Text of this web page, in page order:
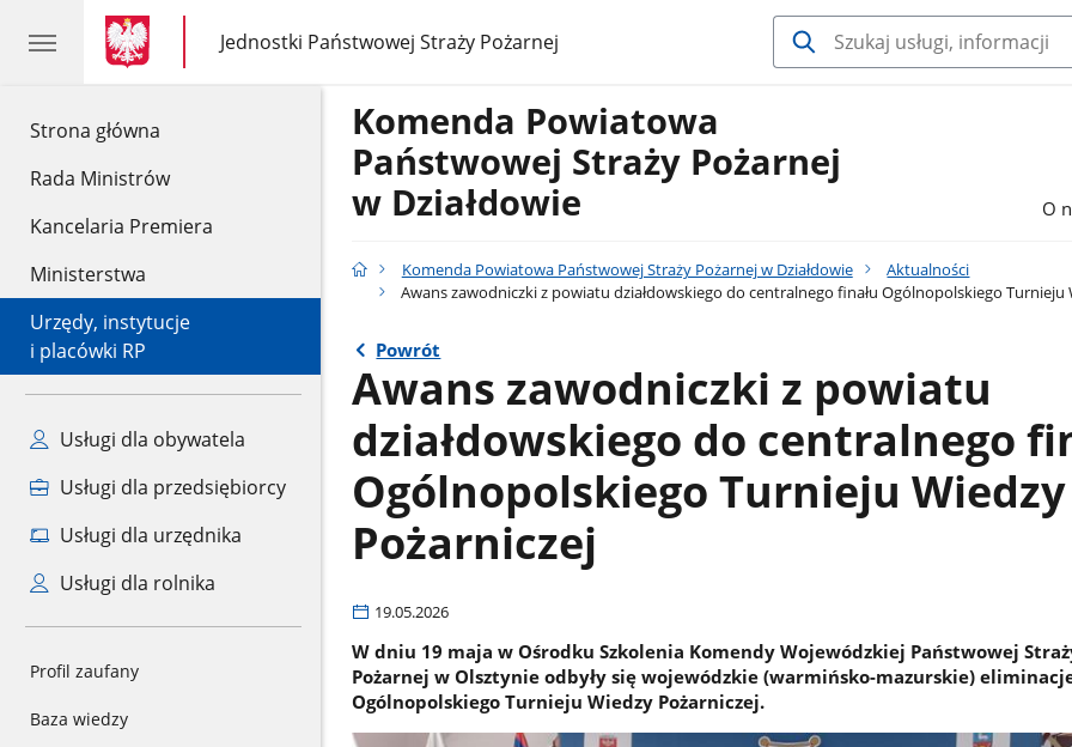
Strona główna
Rada Ministrów
Kancelaria Premiera
Ministerstwa
Urzędy, instytucje
i placówki RP
Usługi dla obywatela
Usługi dla przedsiębiorcy
Usługi dla urzędnika
Usługi dla rolnika
Profil zaufany
Baza wiedzy
gov.pl
gov.pl
Jednostki Państwowej Straży Pożarnej
gov.pl
Jednostki
Państwowej
Komenda Powiatowa
Państwowej Straży Pożarnej
w Działdowie
O
Komenda Powiatowa Państwowej Straży Pożarnej w Działdowie
Aktualności
Awans zawodniczki z powiatu działdowskiego do centralnego finału Ogólnopolskiego Turnieju
Powrót
Awans zawodniczki z powiatu
działdowskiego do centralnego
Ogólnopolskiego Turnieju Wiedzy
Pożarniczej
19.05.2026
W dniu 19 maja w Ośrodku Szkolenia Komendy Wojewódzkiej Państwowej
Pożarnej w Olsztynie odbyły się wojewódzkie (warmińsko-mazurskie)
Ogólnopolskiego Turnieju Wiedzy Pożarniczej.